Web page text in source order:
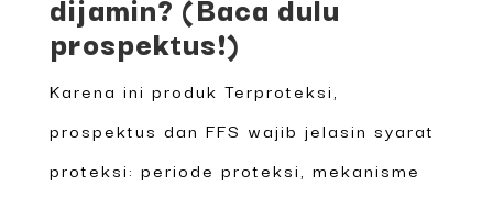
prospektus!)
Karena ini produk Terproteksi,
prospektus dan FFS wajib jelasin syarat
proteksi: periode proteksi, mekanisme